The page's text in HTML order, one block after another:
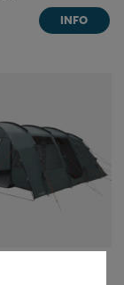
INFO